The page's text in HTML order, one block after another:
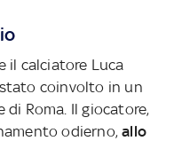
il calciatore Luca
coinvolto in un
Roma. Il giocatore,
odierno,allo